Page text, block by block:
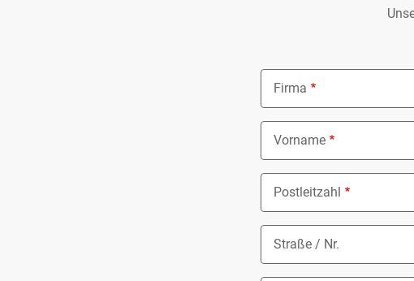
Firma
Vorname
Postleitzahl
Straße / Nr.